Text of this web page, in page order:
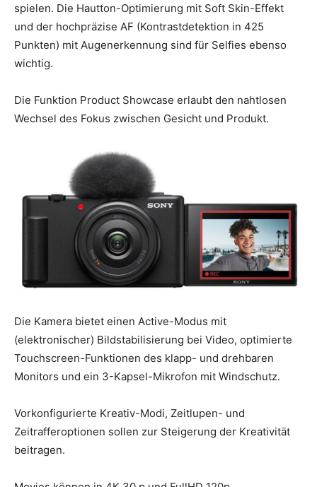
spielen. Die Hautton-Optimierung mit Soft Skin-Effekt
und der hochpräzise AF (Kontrastdetektion in 425
Punkten) mit Augenerkennung sind für Selfies ebenso
wichtig.
Die Funktion Product Showcase erlaubt den nahtlosen
Wechsel des Fokus zwischen Gesicht und Produkt.
Die Kamera bietet einen Active-Modus mit
(elektronischer) Bildstabilisierung bei Video, optimierte
Touchscreen-Funktionen des klapp- und drehbaren
Monitors und ein 3-Kapsel-Mikrofon mit Windschutz.
Vorkonfigurierte Kreativ-Modi, Zeitlupen- und
Zeitrafferoptionen sollen zur Steigerung der Kreativität
beitragen.